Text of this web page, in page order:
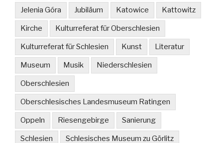
Jelenia Góra Jubiläum Katowice Kattowitz
Kirche Kulturreferat für Oberschlesien
Kulturreferat für Schlesien Kunst Literatur
Museum Musik Niederschlesien
Oberschlesien
Oberschlesisches Landesmuseum Ratingen
Oppeln Riesengebirge Sanierung
Schlesien Schlesisches Museum zu Görlitz